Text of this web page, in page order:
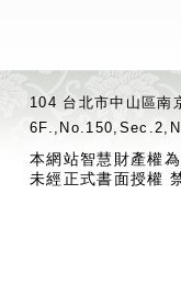
104 台北市中山區
本網站智慧財產權
未經正式書面授權